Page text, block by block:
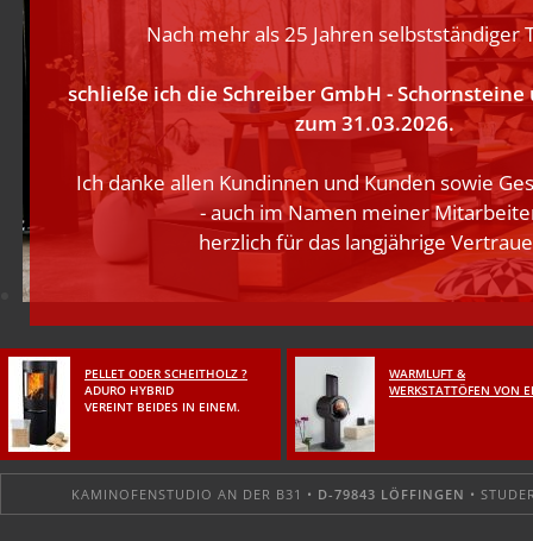
Nach mehr als 25 Jahren selbstständiger
schließe ich die Schreiber GmbH -
zum 31.03.2026.
Ich danke allen Kundinnen und Kunden sowie
- auch im Namen meiner
herzlich für das langjährige
ADURO
HYBRIDÖFEN
PELLET ODER SCHEITHOLZ ?
ADURO HYBRID
VEREINT BEIDES IN EINEM.
EHV -
WARMLUFTÖFEN
WARMLUFT &
WERKSTATTÖFEN VON
KAMINOFENSTUDIO AN DER B31 • D-79843 LÖFFINGEN •